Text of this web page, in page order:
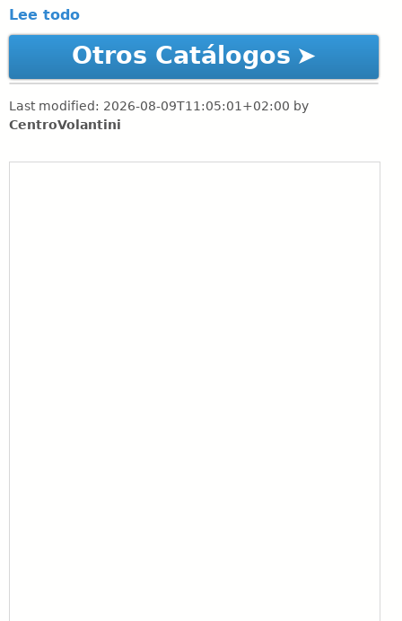
Lee todo
Otros Catálogos
Last modified: 2026-08-09T11:05:01+02:00 by
CentroVolantini